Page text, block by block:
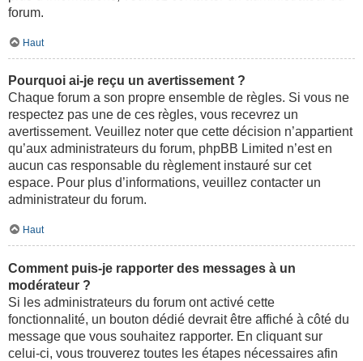
forum.
Haut
Pourquoi ai-je reçu un avertissement ?
Chaque forum a son propre ensemble de règles. Si vous ne
respectez pas une de ces règles, vous recevrez un
avertissement. Veuillez noter que cette décision n’appartient
qu’aux administrateurs du forum, phpBB Limited n’est en
aucun cas responsable du règlement instauré sur cet
espace. Pour plus d’informations, veuillez contacter un
administrateur du forum.
Haut
Comment puis-je rapporter des messages à un
modérateur ?
Si les administrateurs du forum ont activé cette
fonctionnalité, un bouton dédié devrait être affiché à côté du
message que vous souhaitez rapporter. En cliquant sur
celui-ci, vous trouverez toutes les étapes nécessaires afin